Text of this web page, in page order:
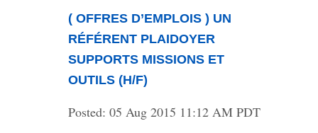
( OFFRES D’EMPLOIS ) UN
RÉFÉRENT PLAIDOYER
SUPPORTS MISSIONS ET
OUTILS (H/F)
Posted: 05 Aug 2015 11:12 AM PDT